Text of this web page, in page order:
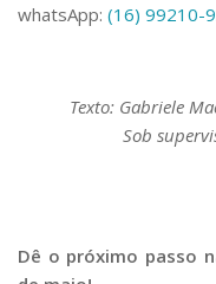
whatsApp: (16) 99210-
Texto: Gabriele
Sob
Dê o próximo passo